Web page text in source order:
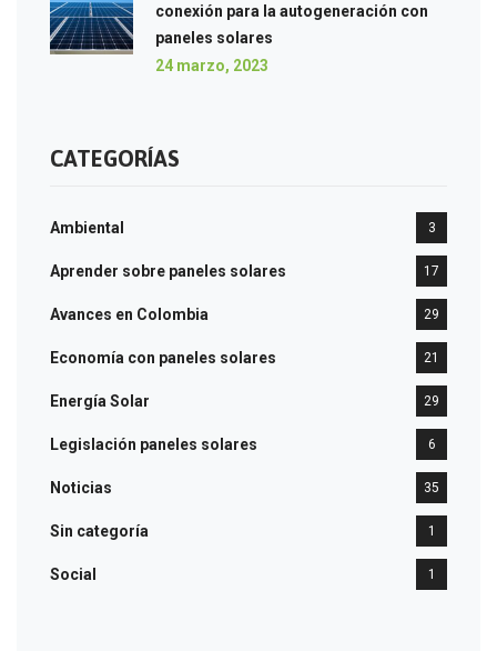
conexión para la autogeneración con
paneles solares
24 marzo, 2023
CATEGORÍAS
Ambiental 3
Aprender sobre paneles solares 17
Avances en Colombia 29
Economía con paneles solares 21
Energía Solar 29
Legislación paneles solares 6
Noticias 35
Sin categoría 1
Social 1